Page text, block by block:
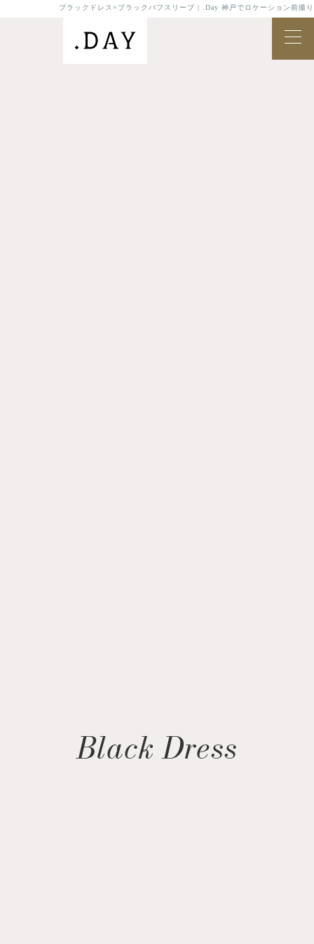
ブラックドレス×ブラックパフスリーブ | .Day 神戸でロケーション前撮り
Black Dress